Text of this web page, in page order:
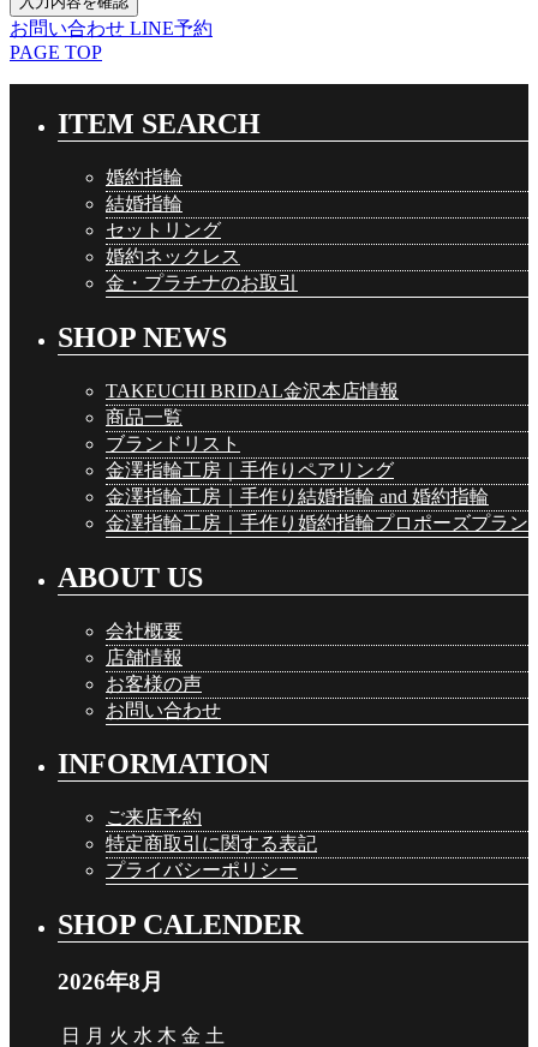
お問い合わせ LINE予約
PAGE TOP
ITEM SEARCH
婚約指輪
結婚指輪
セットリング
婚約ネックレス
金・プラチナのお取引
SHOP NEWS
TAKEUCHI BRIDAL金沢本店情報
商品一覧
ブランドリスト
金澤指輪工房｜手作りペアリング
金澤指輪工房｜手作り結婚指輪 and 婚約指輪
金澤指輪工房｜手作り婚約指輪プロポーズプラン
ABOUT US
会社概要
店舗情報
お客様の声
お問い合わせ
INFORMATION
ご来店予約
特定商取引に関する表記
プライバシーポリシー
SHOP CALENDER
2026年8月
日 月 火 水 木 金 土